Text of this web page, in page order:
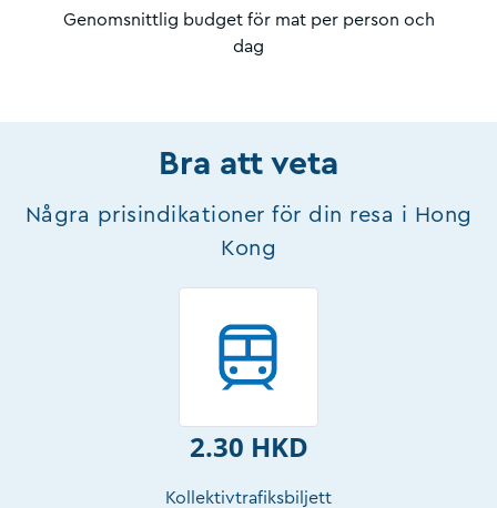
Genomsnittlig budget för mat per person och
dag
Bra att veta
Några prisindikationer för din resa i Hong
Kong
2.30 HKD
Kollektivtrafiksbiljett